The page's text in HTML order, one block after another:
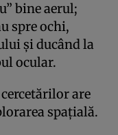
bine aerul;
spre ochi,
şi ducând la
ocular.
are
spaţială.